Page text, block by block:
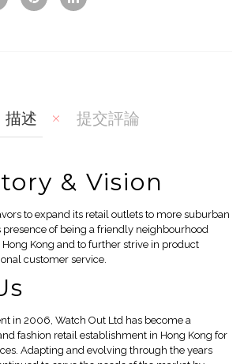
描述 提交評論
& Vision
to expand its retail outlets to more suburban
presence of being a friendly neighbourhood
Kong and to further strive in product
customer service.
in 2006, Watch Out Ltd has become a
fashion retail establishment in Hong Kong for
Adapting and evolving through the years